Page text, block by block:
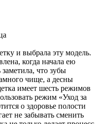
и выбрала эту модель.
когда начала ею
заметила, что зубы
чище, а десны
имеет шесть режимов
режим «Уход за
о здоровье полости
не забывать сменить